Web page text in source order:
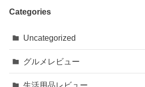
Categories
Uncategorized
グルメレビュー
生活用品レビュー